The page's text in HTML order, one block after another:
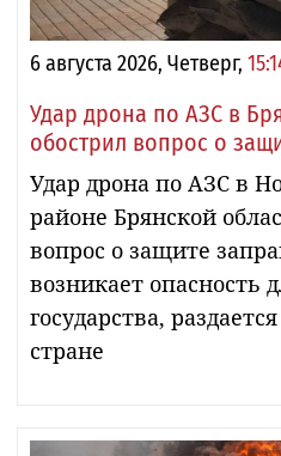
6 августа 2026, Четверг,
Удар дрона по АЗС в
обострил вопрос о
Удар дрона по АЗС в
районе Брянской
вопрос о защите
возникает опасность
государства,
стране